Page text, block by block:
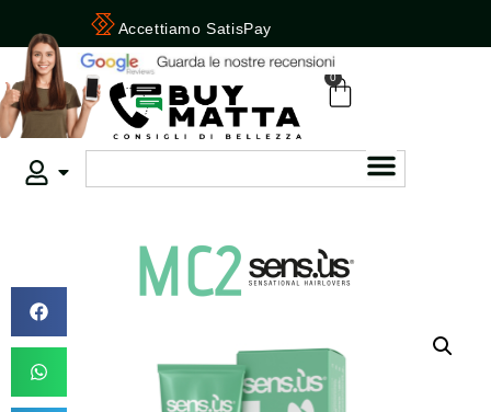
Accettiamo Carte e Bancomat
0